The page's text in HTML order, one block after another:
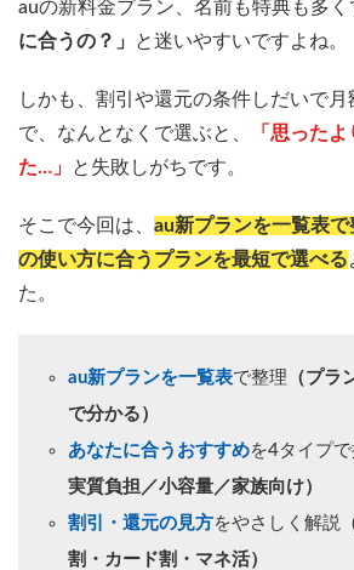
auの新料金プラン、名前も特典も多く
に合うの？」
と迷いやすいですよね。
しかも、割引や還元の条件しだいで
で、なんとなくで選ぶと、
「思った
た…」
と失敗しがちです。
そこで今回は、 au新プランを一覧表
の使い方に合うプランを最短で選べる
た。
au新プランを一覧表で整理 （プラ
で分かる）
あなたに合うおすすめを4タイプ
実質負担／小容量／家族向け）
割引・還元の見方をやさしく解説
割・カード割・マネ活）